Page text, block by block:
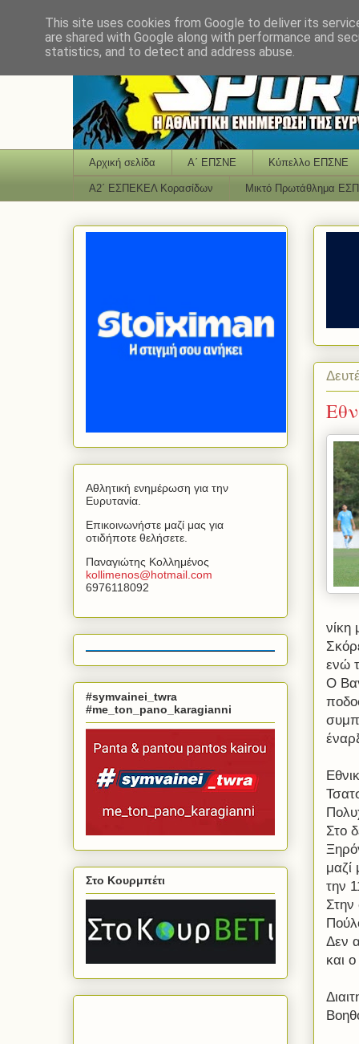
Αρχική σελίδα Α΄ ΕΠΣΝΕ Κύπελλο ΕΠΣΝΕ
Α2΄ ΕΣΠΕΚΕΛ Κορασίδων Μικτό Πρωτάθλημα
νίκη
ενώ
Ο
Στο
την
Δεν
και
Αθλητική ενημέρωση για την
Ευρυτανία.
Επικοινωνήστε μαζί μας για
οτιδήποτε θελήσετε.
Παναγιώτης Κολλημένος
kollimenos@hotmail com
6976118092
#symvainei_twra
#me_ton_pano_karagianni
Στο Κουρμπέτι
This site uses cookies from Google to deliver its
are shared with Google along with performance and
statistics, and to detect and address abuse.